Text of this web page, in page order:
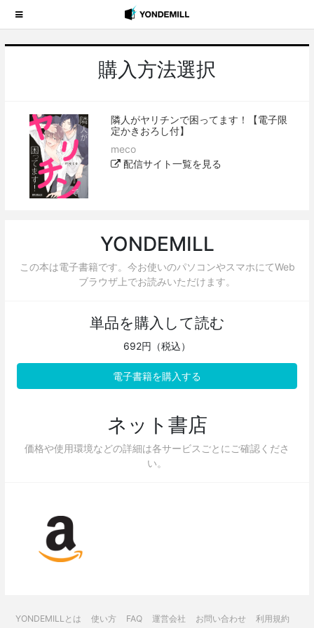
購入方法選択
隣人がヤリチンで困ってます！【電子限
定かきおろし付】
meco
配信サイト一覧を見る
YONDEMILL
この本は電子書籍です。今お使いのパソコンやスマホにてWeb
ブラウザ上でお読みいただけます。
単品を購入して読む
692円（税込）
電子書籍を購入する
ネット書店
価格や使用環境などの詳細は各サービスごとにご確認くださ
い。
YONDEMILLとは 使い方 FAQ 運営会社 お問い合わせ 利用規約